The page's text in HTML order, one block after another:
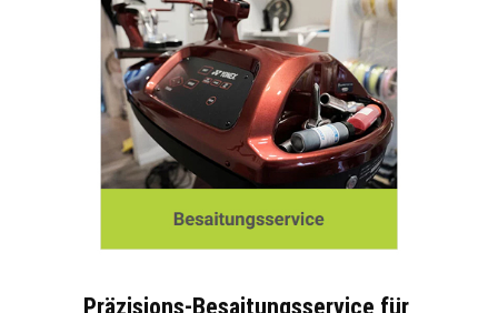
Präzisions-Besaitungsservice für